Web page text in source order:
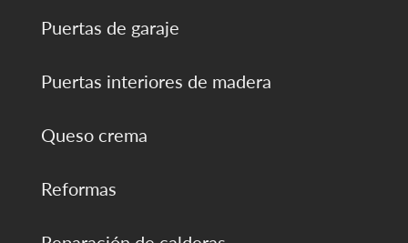
Puertas de garaje
Puertas interiores de madera
Queso crema
Reformas